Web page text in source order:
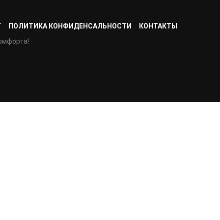
ПОЛИТИКА КОНФИДЕНСАЛЬНОСТИ
КОНТАКТЫ